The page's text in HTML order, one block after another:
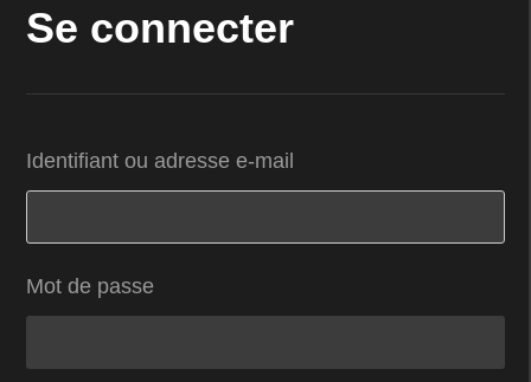
Se connecter
Identifiant ou adresse e-mail
Mot de passe